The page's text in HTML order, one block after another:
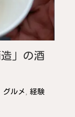
」の酒
グルメ , 経験